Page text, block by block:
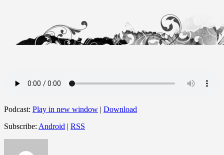
Podcast: Play in new window | Download
Subscribe: Android | RSS